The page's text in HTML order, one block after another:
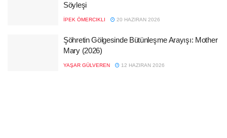
Söyleşi
İPEK ÖMERCIKLI 20 HAZIRAN 2026
Şöhretin Gölgesinde Bütünleşme Arayışı: Mother
Mary (2026)
YAŞAR GÜLVEREN 12 HAZIRAN 2026